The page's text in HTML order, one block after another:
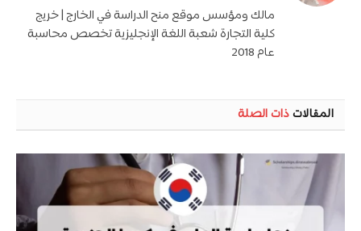
مالك ومؤسس موقع منح الدراسة في الخارج | خريج
كلية التجارة شعبة اللغة الإنجليزية تخصص محاسبة
عام 2018
المقالاتذات الصلة